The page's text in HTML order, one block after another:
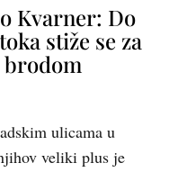
Kvarner: Do
stiže se za
brodom
ulicama u
veliki plus je